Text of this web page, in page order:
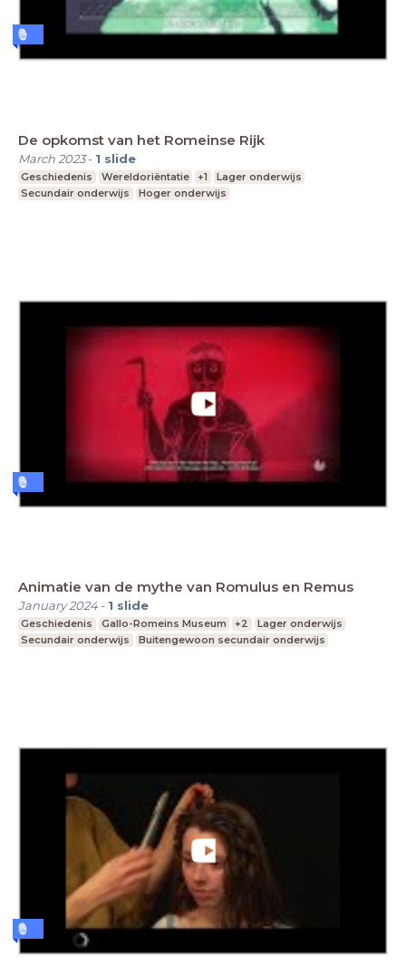
De opkomst van het Romeinse Rijk
March 2023- 1 slide
Geschiedenis Wereldoriëntatie +1
Lager onderwijs
Secundair onderwijs
Hoger onderwijs
Animatie van de mythe van Romulus en Remus
January 2024- 1 slide
Geschiedenis Gallo-Romeins Museum +2
Lager onderwijs
Secundair onderwijs
Buitengewoon secundair onderwijs